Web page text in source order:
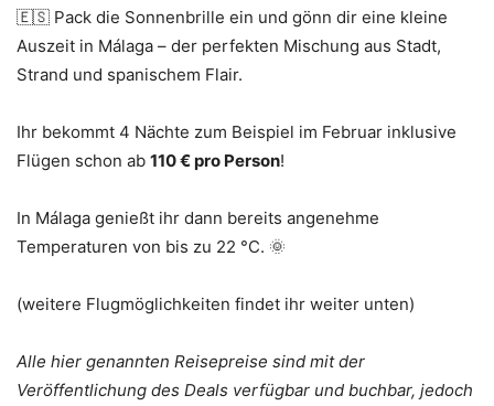
🇪🇸 Pack die Sonnenbrille ein und gönn dir eine kleine
Auszeit in Málaga – der perfekten Mischung aus Stadt,
Strand und spanischem Flair.
Ihr bekommt 4 Nächte zum Beispiel im Februar inklusive
Flügen schon ab 110 € pro Person!
In Málaga genießt ihr dann bereits angenehme
Temperaturen von bis zu 22 °C. 🌞
(weitere Flugmöglichkeiten findet ihr weiter unten)
Alle hier genannten Reisepreise sind mit der
Veröffentlichung des Deals verfügbar und buchbar, jedoch